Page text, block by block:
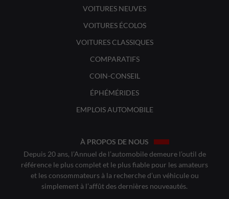
VOITURES NEUVES
VOITURES ÉCOLOS
VOITURES CLASSIQUES
COMPARATIFS
COIN-CONSEIL
ÉPHÉMÉRIDES
EMPLOIS AUTOMOBILE
À PROPOS DE NOUS
Depuis 20 ans, l’Annuel de l’automobile demeure l’outil de
référence le plus complet et le plus fiable pour les amateurs
et les consommateurs à la recherche d’un véhicule ou
simplement à l’affût des dernières nouveautés.